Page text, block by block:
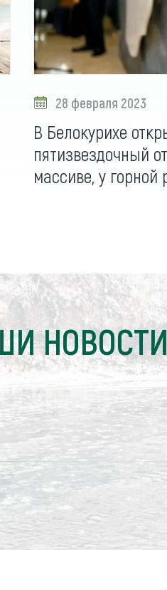
28 февраля 2023
В Белокурихе
пятизвездочный
массиве, у горной
НОВОСТИ